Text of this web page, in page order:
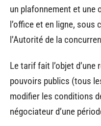
un plafonnement et une
l’office et en ligne, sous
l’Autorité de la
Le tarif fait l’objet
pouvoirs publics (tous
modifier les conditions
négociateur d’une